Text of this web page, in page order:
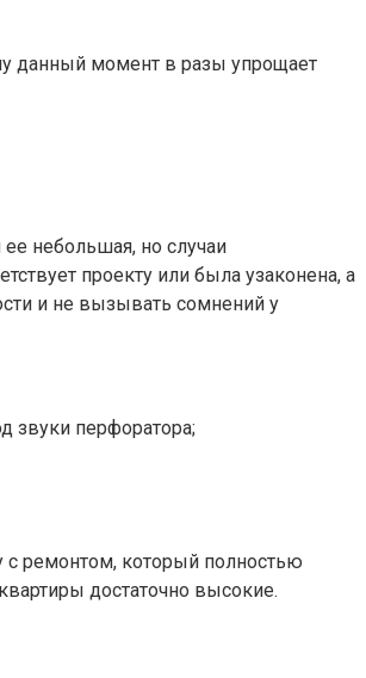
данный момент в разы упрощает
небольшая, но случаи
проекту или была узаконена, а
и не вызывать сомнений у
звуки перфоратора;
ремонтом, который полностью
достаточно высокие.